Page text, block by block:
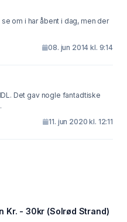
om i har åbent i dag, men der
08. jun 2014 kl. 9:14
11. jun 2020 kl. 12:11
Kr. - 30kr (Solrød Strand)